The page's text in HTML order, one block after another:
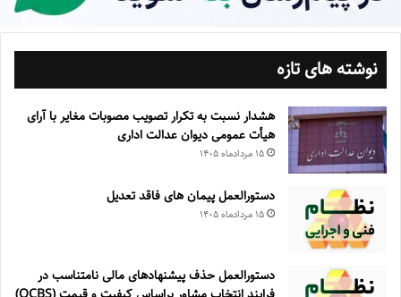
نوشته های تازه
هشدار نسبت به تکرار تصویب مصوبات مغایر با آرای
هیأت عمومی دیوان عدالت اداری
۱۵ مرداد‌ماه ۱۴۰۵
دستورالعمل پیمان های فاقد تعدیل
۱۵ مرداد‌ماه ۱۴۰۵
دستورالعمل حذف پيشنهادهای مالی نامتناسب در